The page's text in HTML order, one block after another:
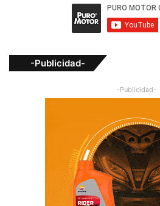
-Publicidad-
-Publicidad-